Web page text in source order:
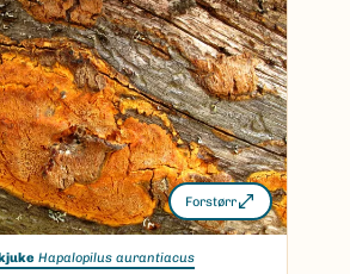
Forstørr
Hapalopilus aurantiacus